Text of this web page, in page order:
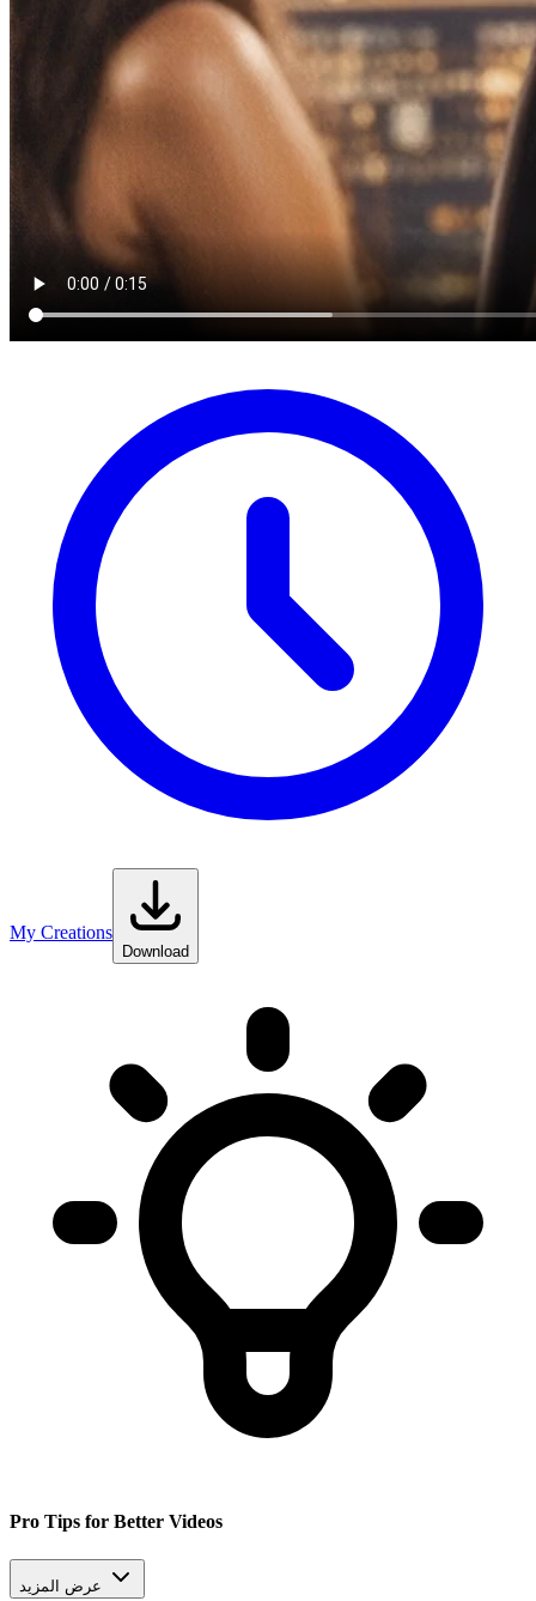
My Creations
Download
Pro Tips for Better Videos
عرض المزيد